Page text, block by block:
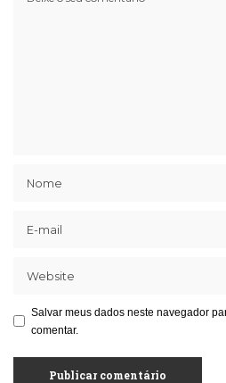
Salvar meus dados neste navegador
comentar.